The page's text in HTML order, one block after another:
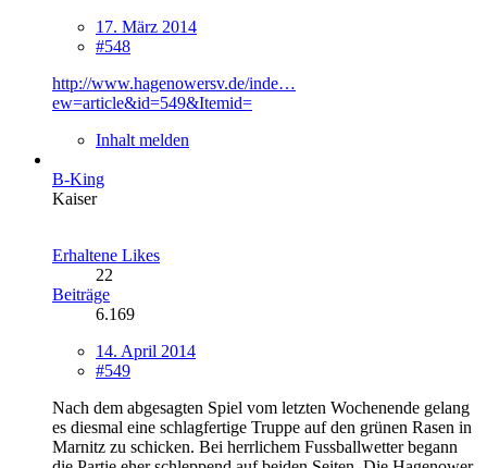
17. März 2014
#548
http://www.hagenowersv.de/inde…
ew=article&id=549&Itemid=
Inhalt melden
B-King
Kaiser
Erhaltene Likes
22
Beiträge
6.169
14. April 2014
#549
Nach dem abgesagten Spiel vom letzten Wochenende gelang
es diesmal eine schlagfertige Truppe auf den grünen Rasen in
Marnitz zu schicken. Bei herrlichem Fussballwetter begann